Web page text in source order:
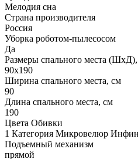
Мелодия сна
Страна производителя
Россия
Уборка роботом-пылесосом
Да
Размеры спального места
90х190
Ширина спального места, см
90
Длина спального места, см
190
Цвета Обивки
1 Категория Микровелюр
Подъемный механизм
прямой